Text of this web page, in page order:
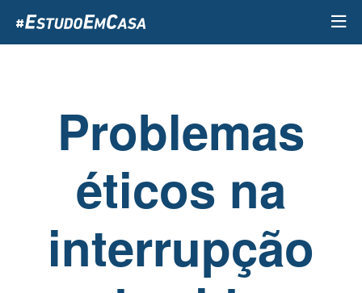
para
o
Problemas
éticos na
interrupção